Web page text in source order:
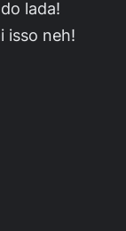
lada!
isso neh!